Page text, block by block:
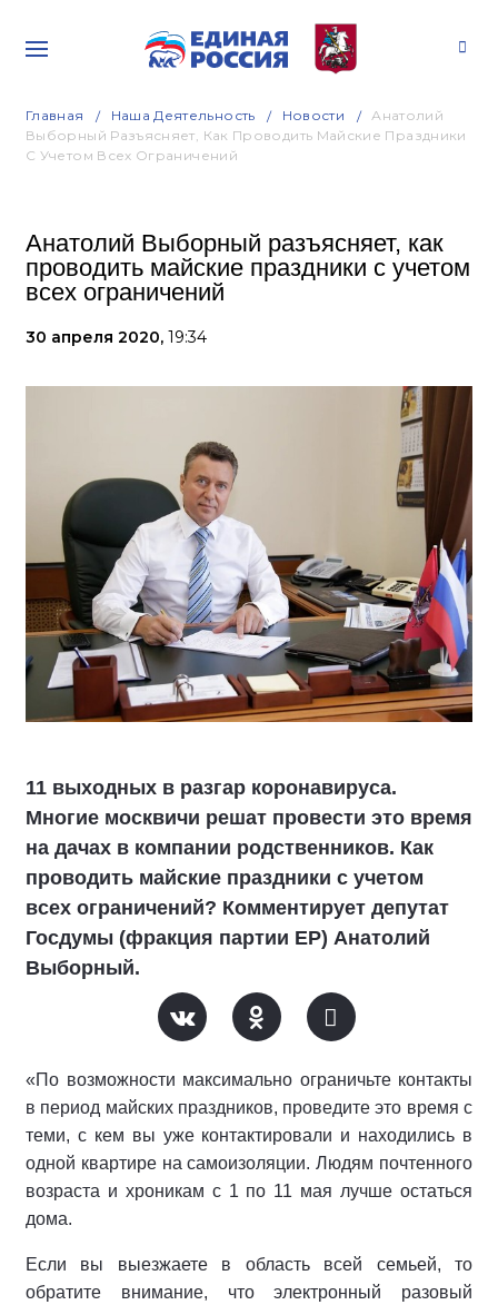
Главная Наша Деятельность Новости
Анатолий
Выборный Разъясняет, Как Проводить Майские Праздники
С Учетом Всех Ограничений
Анатолий Выборный разъясняет, как
проводить майские праздники с учетом
всех ограничений
30 апреля 2020, 19:34
11 выходных в разгар коронавируса.
Многие москвичи решат провести это время
на дачах в компании родственников. Как
проводить майские праздники с учетом
всех ограничений? Комментирует депутат
Госдумы (фракция партии ЕР) Анатолий
Выборный.
«По возможности максимально ограничьте контакты
в период майских праздников, проведите это время с
теми, с кем вы уже контактировали и находились в
одной квартире на самоизоляции. Людям почтенного
возраста и хроникам с 1 по 11 мая лучше остаться
дома.
Если вы выезжаете в область всей семьей, то
обратите внимание, что электронный разовый